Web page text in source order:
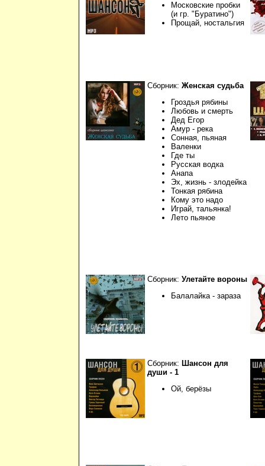
Московские пробки
(и гр. "Буратино")
Прощай, ностальгия
Сборник: Женская судьба
Гроздья рябины
Любовь и смерть
Дед Егор
Амур - река
Сонная, пьяная
Валенки
Где ты
Русская водка
Анапа
Эх, жизнь - злодейка
Тонкая рябина
Кому это надо
Играй, тальянка!
Лето пьяное
Сборник: Улетайте вороны
Балалайка - зараза
Сборник: Шансон для
души - 1
Ой, берёзы